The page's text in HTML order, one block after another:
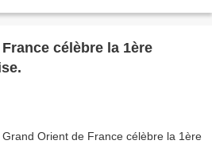
célèbre la 1ère